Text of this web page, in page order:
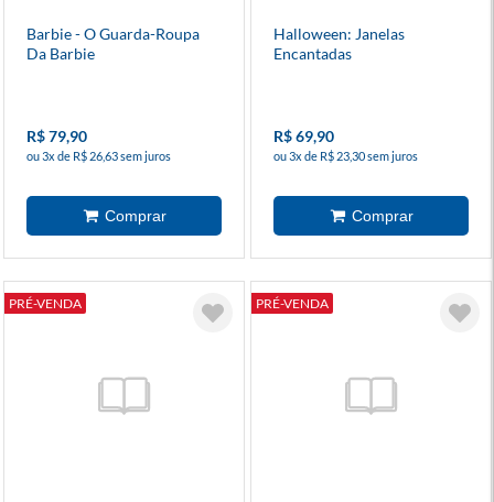
Barbie - O Guarda-Roupa
Da Barbie
R$ 79,90
ou 3x de R$ 26,63 sem juros
Halloween: Janelas
Encantadas
R$ 69,90
ou 3x de R$ 23,30 sem juros
PRÉ-VENDA PRÉ-VENDA